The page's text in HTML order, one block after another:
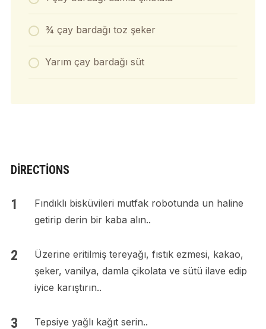
¾ çay bardağı toz şeker
Yarım çay bardağı süt
DIRECTIONS
Fındıklı bisküvileri mutfak robotunda un haline
getirip derin bir kaba alın..
Üzerine eritilmiş tereyağı, fıstık ezmesi, kakao,
şeker, vanilya, damla çikolata ve sütü ilave edip
iyice karıştırın..
Tepsiye yağlı kağıt serin..